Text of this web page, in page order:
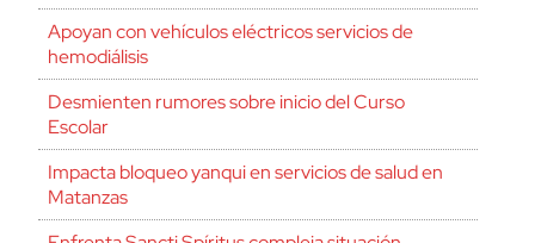
Apoyan con vehículos eléctricos servicios de
hemodiálisis
Desmienten rumores sobre inicio del Curso
Escolar
Impacta bloqueo yanqui en servicios de salud en
Matanzas